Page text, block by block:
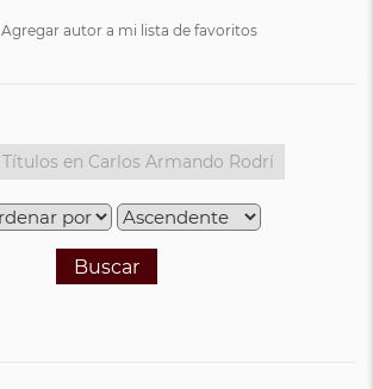
Agregar autor a mi lista de favoritos
Buscar